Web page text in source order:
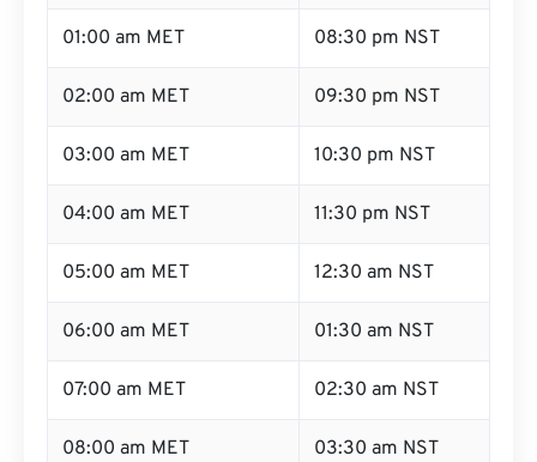
01:00 am MET 08:30 pm NST
02:00 am MET 09:30 pm NST
03:00 am MET 10:30 pm NST
04:00 am MET 11:30 pm NST
05:00 am MET 12:30 am NST
06:00 am MET 01:30 am NST
07:00 am MET 02:30 am NST
08:00 am MET 03:30 am NST